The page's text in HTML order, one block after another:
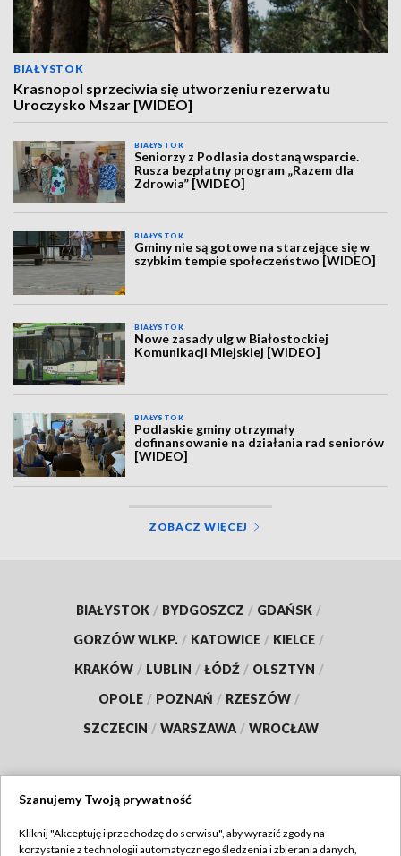
BIAŁYSTOK
Krasnopol sprzeciwia się utworzeniu rezerwatu
Uroczysko Mszar [WIDEO]
BIAŁYSTOK
Seniorzy z Podlasia dostaną wsparcie.
Rusza bezpłatny program „Razem dla
Zdrowia” [WIDEO]
BIAŁYSTOK
Gminy nie są gotowe na starzejące się w
szybkim tempie społeczeństwo [WIDEO]
BIAŁYSTOK
Nowe zasady ulg w Białostockiej
Komunikacji Miejskiej [WIDEO]
BIAŁYSTOK
Podlaskie gminy otrzymały
dofinansowanie na działania rad seniorów
[WIDEO]
ZOBACZ WIĘCEJ
BIAŁYSTOK / BYDGOSZCZ / GDAŃSK /
GORZÓW WLKP. / KATOWICE / KIELCE /
KRAKÓW / LUBLIN / ŁÓDŹ / OLSZTYN /
OPOLE / POZNAŃ / RZESZÓW /
SZCZECIN / WARSZAWA / WROCŁAW
Szanujemy Twoją prywatność
Kliknij "Akceptuję i przechodzę do serwisu", aby wyrazić zgody na
korzystanie z technologii automatycznego śledzenia i zbierania danych,